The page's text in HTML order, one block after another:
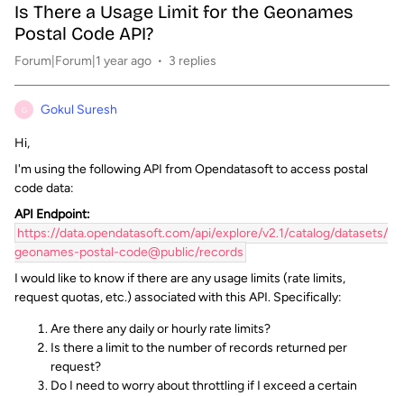
Is There a Usage Limit for the Geonames
Postal Code API?
Forum|Forum|1 year ago 3 replies
G Gokul Suresh
Hi,
I'm using the following API from Opendatasoft to access postal
code data:
API Endpoint:
https://data.opendatasoft.com/api/explore/v2.1/catalog/datasets/
geonames-postal-code@public/records
I would like to know if there are any usage limits (rate limits,
request quotas, etc.) associated with this API. Specifically:
Are there any daily or hourly rate limits?
Is there a limit to the number of records returned per
request?
Do I need to worry about throttling if I exceed a certain